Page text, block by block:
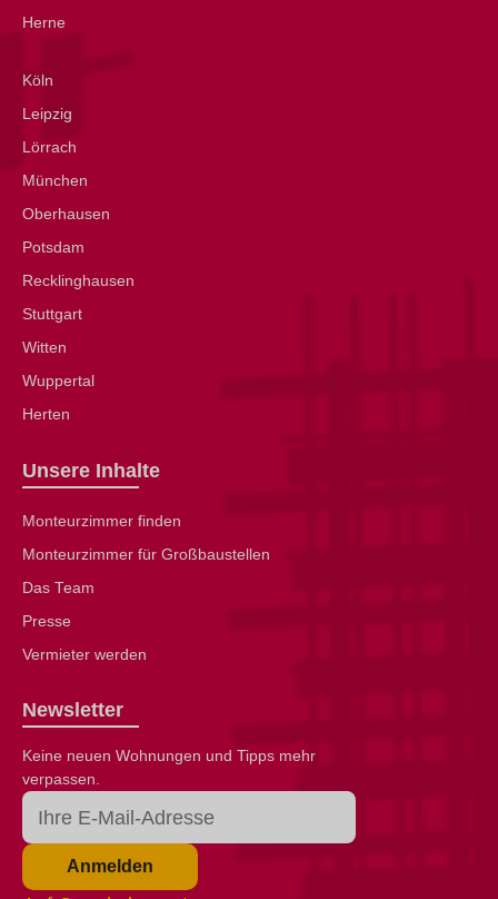
Herne
Köln
Leipzig
Lörrach
München
Oberhausen
Potsdam
Recklinghausen
Stuttgart
Witten
Wuppertal
Herten
Unsere Inhalte
Monteurzimmer finden
Monteurzimmer für Großbaustellen
Das Team
Presse
Vermieter werden
Newsletter
Keine neuen Wohnungen und Tipps mehr
verpassen.
Anmelden